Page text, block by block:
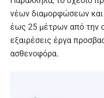
νέων διαμορφώσεων
έως 25 μέτρων από την
εξαιρέσεις έργα
ασθενοφόρα.